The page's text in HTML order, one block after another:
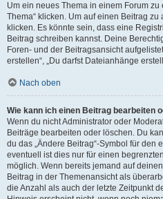
Um ein neues Thema in einem Forum zu
Thema“ klicken. Um auf einen Beitrag zu
klicken. Es könnte sein, dass eine
Beitrag schreiben kannst. Deine
Foren- und der Beitragsansicht
erstellen“, „Du darfst Dateianhänge
Nach oben
Wie kann ich einen Beitrag bearbeiten
Wenn du nicht Administrator oder
Beiträge bearbeiten oder löschen. Du
du das „Ändere Beitrag“-Symbol für den
eventuell ist dies nur für einen
möglich. Wenn bereits jemand auf
Beitrag in der Themenansicht als
die Anzahl als auch der letzte Zeitpunkt